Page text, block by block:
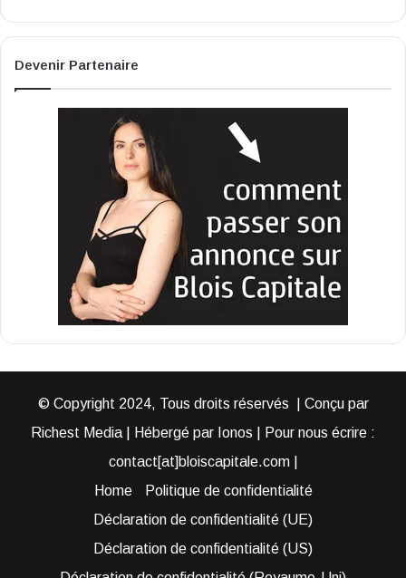
Devenir Partenaire
© Copyright 2024, Tous droits réservés | Conçu par
Richest Media | Hébergé par Ionos | Pour nous écrire :
contact[at]bloiscapitale.com |
Home
Politique de confidentialité
Déclaration de confidentialité (UE)
Déclaration de confidentialité (US)